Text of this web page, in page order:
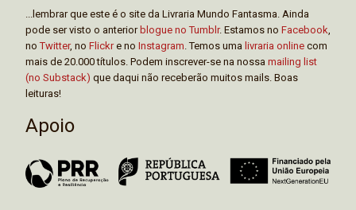
...lembrar que este é o site da Livraria Mundo Fantasma. Ainda
pode ser visto o anterior blogue no Tumblr. Estamos no Facebook
noTwitter, no Flickre no Instagram . Temos uma livraria online com
mais de 20.000 títulos. Podem inscrever-se na nossa mailing list
(no Substack) que daqui não receberão muitos mails. Boas
leituras!
Apoio